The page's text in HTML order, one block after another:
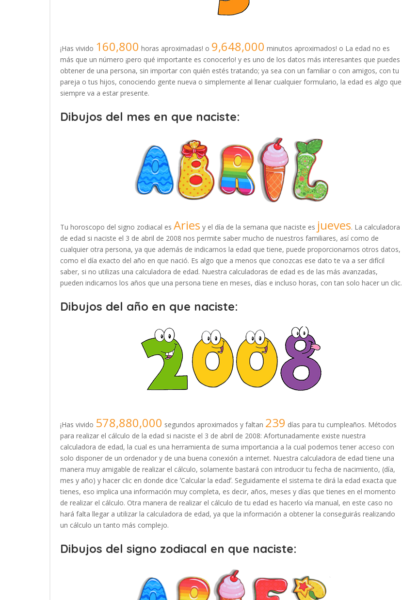
¡Has vivido 160,800 horas aproximadas! o 9,648,000 minutos aproximados! o La edad no es
más que un número ¡pero qué importante es conocerlo! y es uno de los datos más interesantes que puedes
obtener de una persona, sin importar con quién estés tratando; ya sea con un familiar o con amigos, con tu
pareja o tus hijos, conociendo gente nueva o simplemente al llenar cualquier formulario, la edad es algo que
siempre va a estar presente.
Dibujos del mes en que naciste:
Tu horoscopo del signo zodiacal es Aries y el día de la semana que naciste es jueves. La calculadora
de edad si naciste el 3 de abril de 2008 nos permite saber mucho de nuestros familiares, así como de
cualquier otra persona, ya que además de indicarnos la edad que tiene, puede proporcionarnos otros datos,
como el día exacto del año en que nació. Es algo que a menos que conozcas ese dato te va a ser difícil
saber, si no utilizas una calculadora de edad. Nuestra calculadoras de edad es de las más avanzadas,
pueden indicarnos los años que una persona tiene en meses, días e incluso horas, con tan solo hacer un clic.
Dibujos del año en que naciste:
¡Has vivido 578,880,000 segundos aproximados y faltan 239 días para tu cumpleaños. Métodos
para realizar el cálculo de la edad si naciste el 3 de abril de 2008: Afortunadamente existe nuestra
calculadora de edad, la cual es una herramienta de suma importancia a la cual podemos tener acceso con
solo disponer de un ordenador y de una buena conexión a internet. Nuestra calculadora de edad tiene una
manera muy amigable de realizar el cálculo, solamente bastará con introducir tu fecha de nacimiento, (día,
mes y año) y hacer clic en donde dice ʼCalcular la edadʼ. Seguidamente el sistema te dirá la edad exacta que
tienes, eso implica una información muy completa, es decir, años, meses y días que tienes en el momento
de realizar el cálculo. Otra manera de realizar el cálculo de tu edad es hacerlo vía manual, en este caso no
hará falta llegar a utilizar la calculadora de edad, ya que la información a obtener la conseguirás realizando
un cálculo un tanto más complejo.
Dibujos del signo zodiacal en que naciste: